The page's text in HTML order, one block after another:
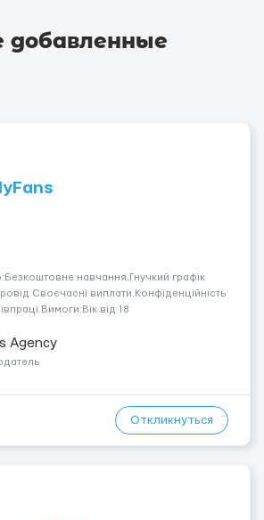
добавленные
навчання.Гнучкий графік
Своєчасні виплати.Конфіденційність
від 18
не обов’язковий.Якщо вас зацікавила
відгук, і ми зв’яжемося ...
Agency
Откликнуться